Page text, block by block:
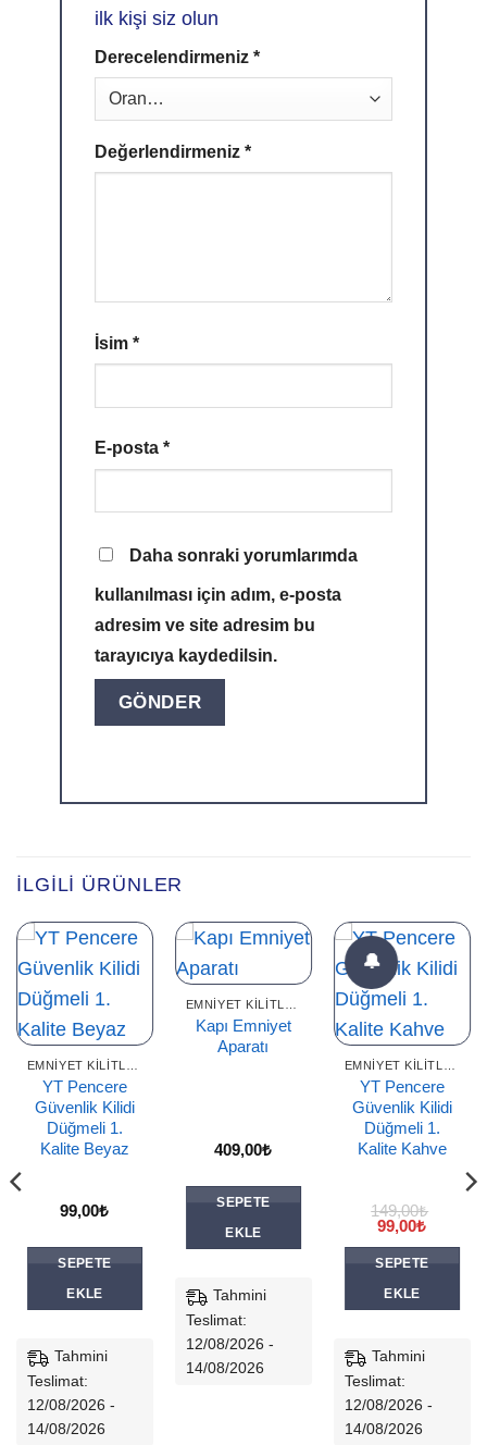
ilk kişi siz olun
Derecelendirmeniz*
Değerlendirmeniz*
İsim*
E-posta*
Daha sonraki yorumlarımda
kullanılması için adım, e-posta
adresim ve site adresim bu
tarayıcıya kaydedilsin.
İLGILI ÜRÜNLER
YT Pencere
Güvenlik Kilidi
Düğmeli 1.
Kalite Beyaz
99,00₺
SEPETE
EKLE
Tahmini
Teslimat:
12/08/2026 -
14/08/2026
Kapı Emniyet
Aparatı
409,00₺
SEPETE
EKLE
Tahmini
Teslimat:
12/08/2026 -
14/08/2026
🔔
YT Pencere
Güvenlik Kilidi
Düğmeli 1.
Kalite Kahve
149,00₺
Orijinal
fiyat:
149,00₺.
99,00₺Şu
fiyat:
99,00₺.
SEPETE
EKLE
Tahmini
Teslimat:
12/08/2026 -
14/08/2026